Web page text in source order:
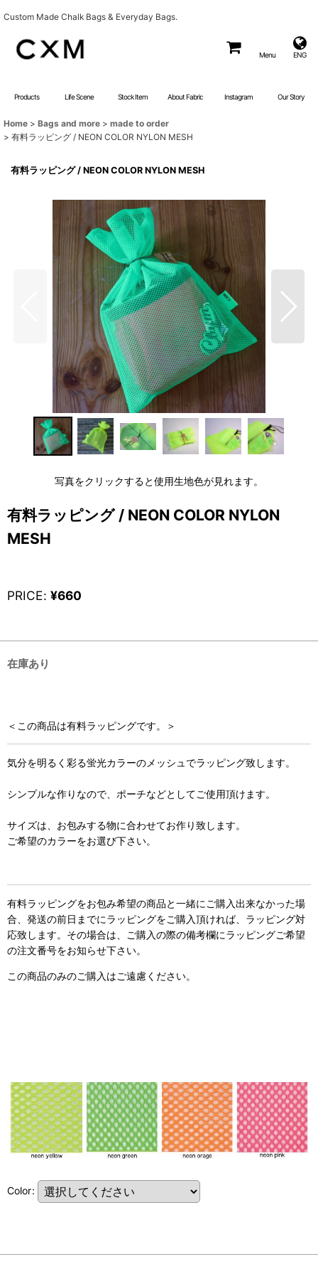
Custom Made Chalk Bags & Everyday Bags.
Menu ENG
Products Life Scene Stock Item About Fabric Instagram Our Story
Home > Bags and more > made to order
> 有料ラッピング / NEON COLOR NYLON MESH
有料ラッピング / NEON COLOR NYLON MESH
写真をクリックすると使用生地色が見れます。
有料ラッピング / NEON COLOR NYLON
MESH
PRICE: ¥660
在庫あり
＜この商品は有料ラッピングです。＞
気分を明るく彩る蛍光カラーのメッシュでラッピング致します。
シンプルな作りなので、ポーチなどとしてご使用頂けます。
サイズは、お包みする物に合わせてお作り致します。
ご希望のカラーをお選び下さい。
有料ラッピングをお包み希望の商品と一緒にご購入出来なかった場
合、発送の前日までにラッピングをご購入頂ければ、ラッピング対
応致します。その場合は、ご購入の際の備考欄にラッピングご希望
の注文番号をお知らせ下さい。
この商品のみのご購入はご遠慮ください。
Color: